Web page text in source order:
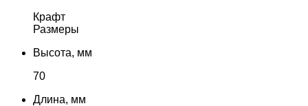
Крафт
Размеры
Высота, мм
70
Длина, мм